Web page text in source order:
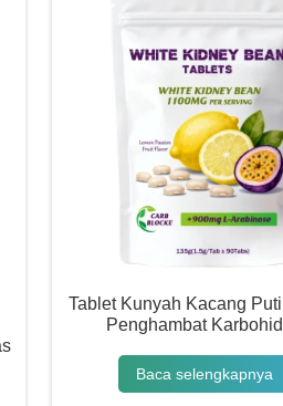
Tablet Kunyah Kacang
Penghambat
Baca selengkapnya